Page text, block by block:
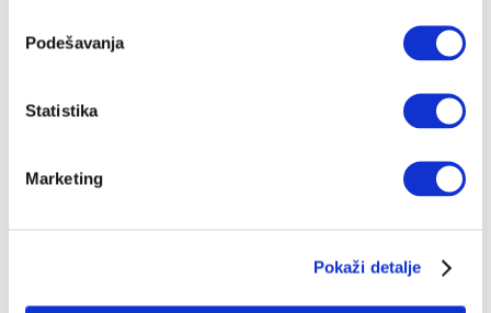
Podešavanja
Statistika
Marketing
Pokaži detalje